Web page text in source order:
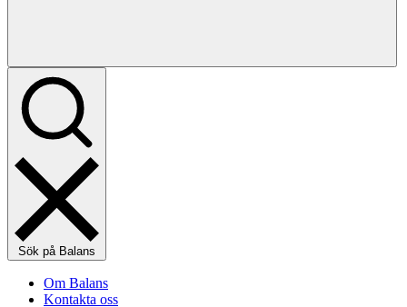
Sök på Balans
Om Balans
Kontakta oss